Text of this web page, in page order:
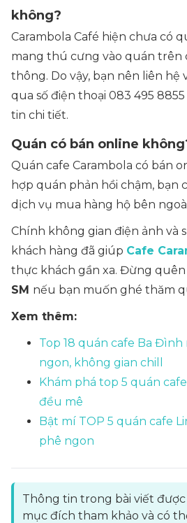
không?
Carambola Café hiện chưa có
mang thú cưng vào quán trên
thông. Do vậy, bạn nên liên hệ
qua số điện thoại 083 495
tin chi tiết.
Quán có bán online
Quán cafe Carambola có bán
hợp quán phản hồi chậm, bạn
dịch vụ mua hàng hộ bên
Chính không gian điện ảnh và
khách hàng đã giúp Cafe
thực khách gần xa. Đừng quên
SM nếu bạn muốn ghé thăm
Xem thêm:
Top 18 quán cafe Ba
ngon, không gian chill
Khám phá top 5 quán
đều mê
Bật mí TOP 5 quán cafe
phê ngon
Thông tin trong bài viết
mục đích tham khảo và có